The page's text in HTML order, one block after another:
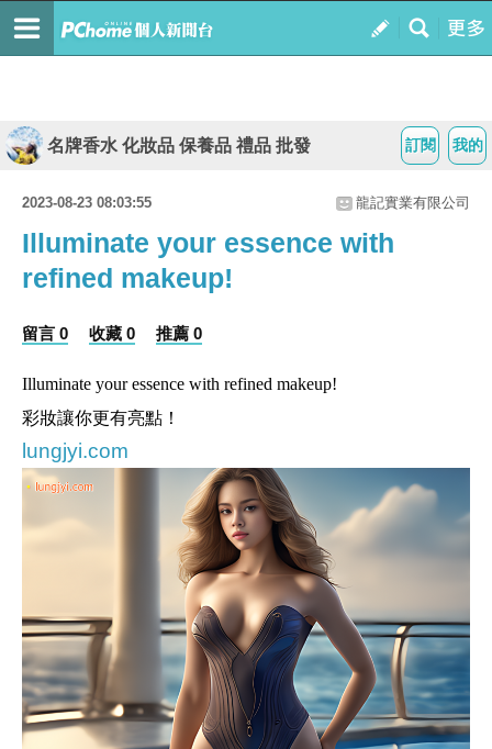
我的
訂閱
名牌香水 化妝品 保養品 禮品 批發
2023-08-23 08:03:55 龍記實業有限公司
Illuminate your essence with
refined makeup!
留言 0 收藏 0 推薦 0
Illuminate your essence with refined makeup!
彩妝讓你更有亮點！
lungjyi.com